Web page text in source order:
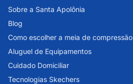
Sobre a Santa Apolônia
Blog
Como escolher a meia de compressão
Aluguel de Equipamentos
Cuidado Domiciliar
Tecnologias Skechers